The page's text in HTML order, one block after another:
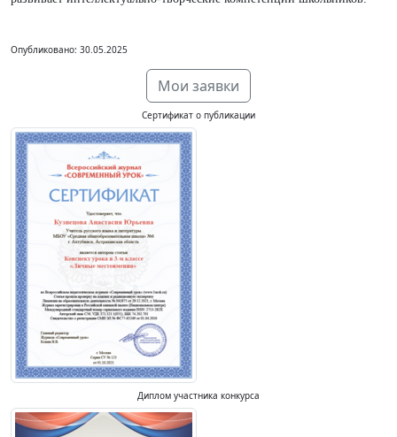
Опубликовано: 30.05.2025
Мои заявки
Сертификат о публикации
Диплом участника конкурса